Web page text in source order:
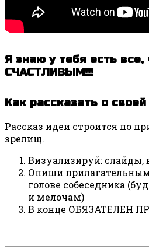
Я знаю у тебя есть
СЧАСТЛИВЫМ!!!
Как рассказать о
Рассказ идеи строится по
зрелищ.
Визуализируй: слайды,
Опиши
голове собеседника
и мелочам)
В конце ОБЯЗАТЕЛЕН